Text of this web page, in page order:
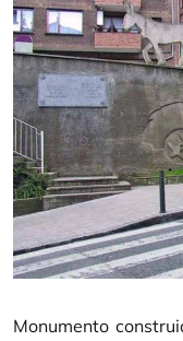
Monumento